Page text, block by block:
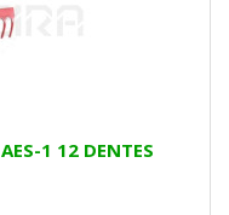
1 12 DENTES